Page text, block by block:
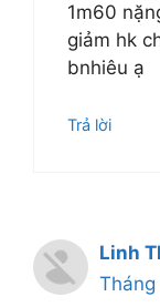
1m60
giảm hk
bnhiêu ạ
Trả lời
Linh
Tháng